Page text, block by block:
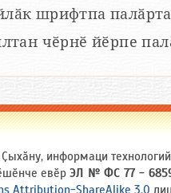
шрифтпа
чӗрнӗ йӗрпе
информаци
евӗр ЭЛ № ФС 77 -
Attribution-ShareAlike 3.0